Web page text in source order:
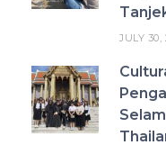
JULY 30,